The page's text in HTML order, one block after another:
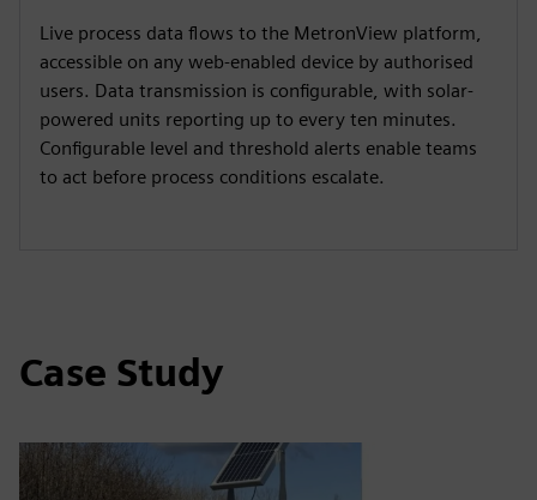
Live process data flows to the MetronView platform,
accessible on any web-enabled device by authorised
users. Data transmission is configurable, with solar-
powered units reporting up to every ten minutes.
Configurable level and threshold alerts enable teams
to act before process conditions escalate.
Case Study